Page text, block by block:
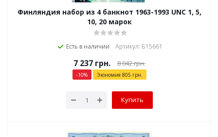
Финляндия набор из 4 банкнот 1963-1993 UNC 1, 5,
10, 20 марок
Есть в наличии Артикул: Б15661
7 237 грн. 8 042грн.
-10% Экономия 805 грн.
Купить